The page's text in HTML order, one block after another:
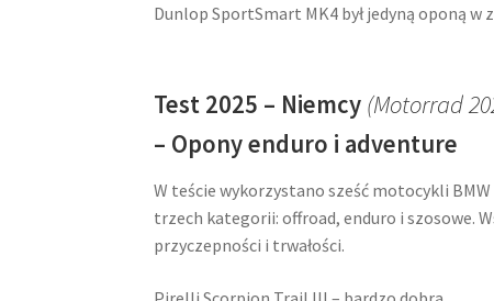
Dunlop SportSmart MK4 był jedyną oponą
Test 2025 – Niemcy (Motorrad
– Opony enduro i adventure
W teście wykorzystano sześć motocykli
trzech kategorii: offroad, enduro i szosowe.
przyczepności i trwałości.